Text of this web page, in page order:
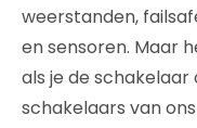
weerstanden,
en sensoren. Maar
als je de schakelaar
schakelaars van